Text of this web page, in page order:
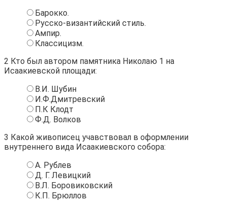
Барокко.
Русско-византийский стиль.
Ампир.
Классицизм.
2 Кто был автором памятника Николаю 1 на
Исаакиевской площади:
В.И. Шубин
И.Ф.Дмитревский
П.К Клодт
Ф.Д. Волков
3 Какой живописец учавствовал в оформлении
внутреннего вида Исаакиевского собора:
А. Рублев
Д. Г. Левицкий
В.Л. Боровиковский
К.П. Брюллов